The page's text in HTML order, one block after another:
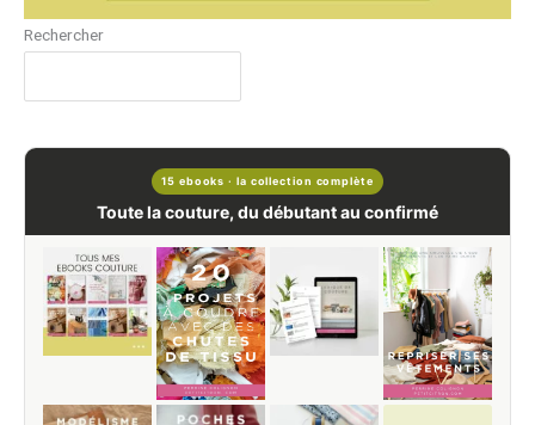
Rechercher
15 ebooks · la collection complète
Toute la couture, du débutant au confirmé